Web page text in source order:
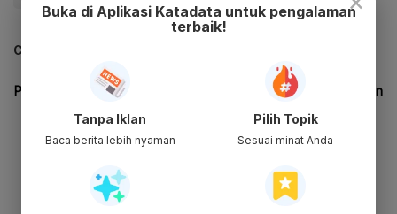
CEK JUGA DATA INI
Buka di Aplikasi Katadata untuk pengalaman
terbaik!
Tanpa Iklan
Baca berita lebih nyaman
Pilih Topik
Sesuai minat Anda